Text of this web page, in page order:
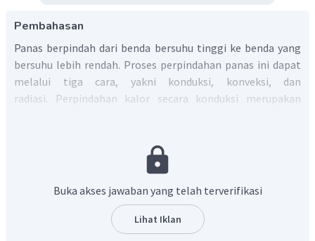
Pembahasan
Panas berpindah dari benda bersuhu tinggi ke benda yang
bersuhu lebih rendah. Proses perpindahan panas ini dapat
melalui tiga cara, yakni konduksi, konveksi, dan
radiasi. Perpindahan kalor secara konduksi merupakan
Contohnya panci logam yang panas karena diletakkan di
atas kompor yang berapi.Bagian dasar panci terasa
padat akan berpindah ke area yang suhunya lebih
dingin. Perpindahan tersebut tidak diikuti dengan
perpindahan atau pertukaran partikel-partikel.
Buka akses jawaban yang telah terverifikasi
Lihat Iklan